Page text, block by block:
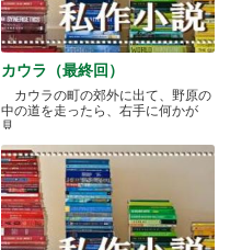
カウラ（最終回）
カウラの町の郊外に出て、野原の
中の道を走ったら、右手に何かが
見.....